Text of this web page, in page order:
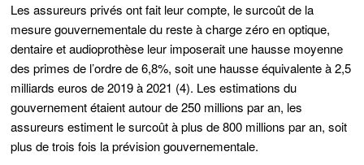
Les assureurs privés ont fait leur compte, le surcoût de la
mesure gouvernementale du reste à charge zéro en optique,
dentaire et audioprothèse leur imposerait une hausse moyenne
des primes de l’ordre de 6,8%, soit une hausse équivalente à 2,5
milliards euros de 2019 à 2021 (4). Les estimations du
gouvernement étaient autour de 250 millions par an, les
assureurs estiment le surcoût à plus de 800 millions par an, soit
plus de trois fois la prévision gouvernementale.